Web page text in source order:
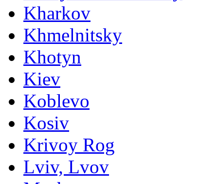
Kharkov
Khmelnitsky
Khotyn
Kiev
Koblevo
Kosiv
Krivoy Rog
Lviv, Lvov